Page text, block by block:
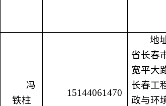
冯
铁柱
15144061470
地
省长春
宽平大
长春工
政与环